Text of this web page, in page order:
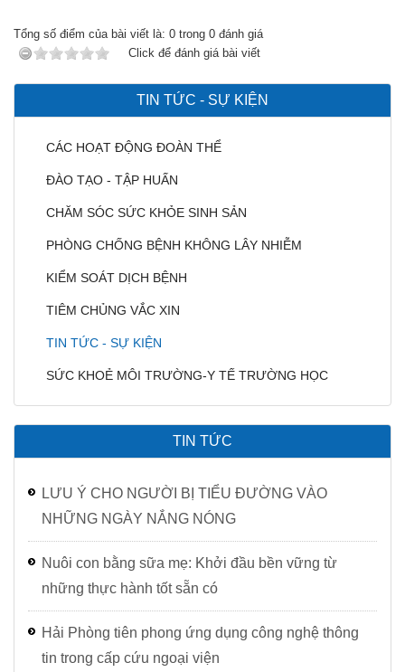
Tổng số điểm của bài viết là: 0 trong 0 đánh giá
Click để đánh giá bài viết
TIN TỨC - SỰ KIỆN
CÁC HOẠT ĐỘNG ĐOÀN THỂ
ĐÀO TẠO - TẬP HUẤN
CHĂM SÓC SỨC KHỎE SINH SẢN
PHÒNG CHỐNG BỆNH KHÔNG LÂY NHIỄM
KIỂM SOÁT DỊCH BỆNH
TIÊM CHỦNG VẮC XIN
TIN TỨC - SỰ KIỆN
SỨC KHOẺ MÔI TRƯỜNG-Y TẾ TRƯỜNG HỌC
TIN TỨC
LƯU Ý CHO NGƯỜI BỊ TIỂU ĐƯỜNG VÀO
NHỮNG NGÀY NẮNG NÓNG
Nuôi con bằng sữa mẹ: Khởi đầu bền vững từ
những thực hành tốt sẵn có
Hải Phòng tiên phong ứng dụng công nghệ thông
tin trong cấp cứu ngoại viện